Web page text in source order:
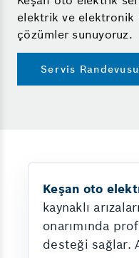
elektrik ve elektronik
çözümler sunuyoruz.
Servis
Keşan oto
kaynaklı
onarımında
desteği sağlar.